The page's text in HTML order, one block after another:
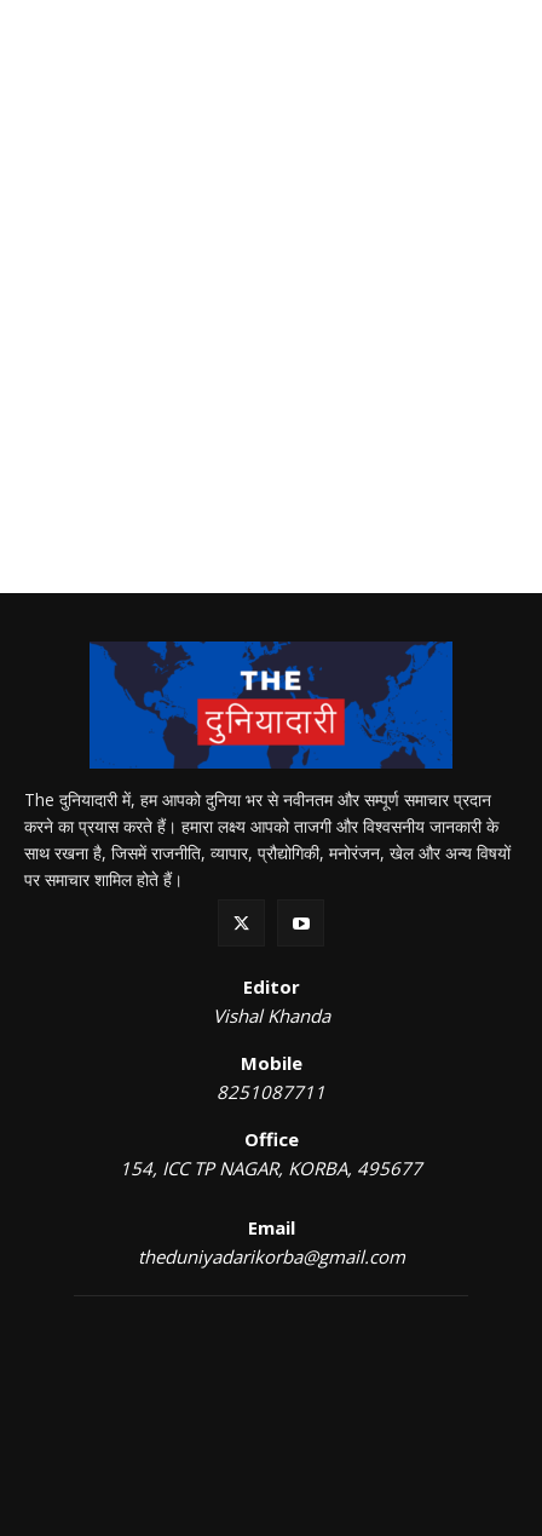
The दुनियादारी में, हम आपको दुनिया भर से नवीनतम और सम्पूर्ण समाचार प्रदान
करने का प्रयास करते हैं। हमारा लक्ष्य आपको ताजगी और विश्वसनीय जानकारी के
साथ रखना है, जिसमें राजनीति, व्यापार, प्रौद्योगिकी, मनोरंजन, खेल और अन्य विषयों
पर समाचार शामिल होते हैं।
Editor
Vishal Khanda
Mobile
8251087711
Office
154, ICC TP NAGAR, KORBA, 495677
Email
theduniyadarikorba@gmail.com